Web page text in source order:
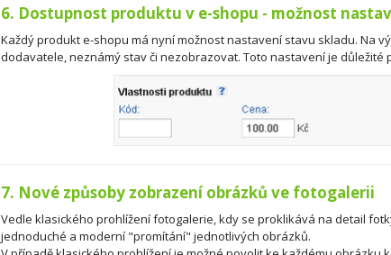
6. Dostupnost produktu v e-shopu - možnost
Každý produkt e-shopu má nyní možnost nastavení stavu skladu. Na
dodavatele, neznámý stav či nezobrazovat. Toto nastavení je
7. Nové způsoby zobrazení obrázků ve fotogalerii
Vedle klasického prohlížení fotogalerie, kdy se proklikává na detail
jednoduché a moderní "promítání" jednotlivých obrázků.